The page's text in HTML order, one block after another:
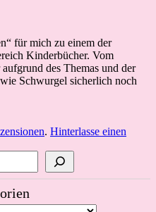
für mich zu einem der
Kinderbücher. Vom
des Themas und der
Schwurgel sicherlich noch
. Hinterlasse einen